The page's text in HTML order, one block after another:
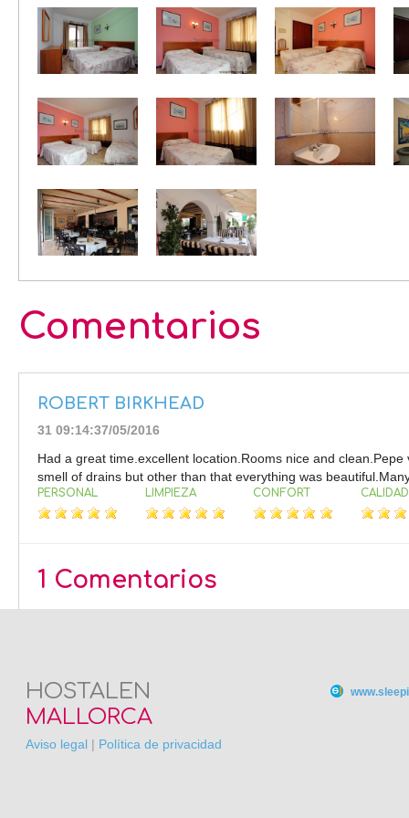
Comentarios
ROBERT BIRKHEAD
31 09:14:37/05/2016
Had a great time.excellent location.Rooms nice and
smell of drains but other than that everything was
PERSONAL LIMPIEZA CONFORT
1 Comentarios
HOSTALEN
MALLORCA
Aviso legal | Política de privacidad